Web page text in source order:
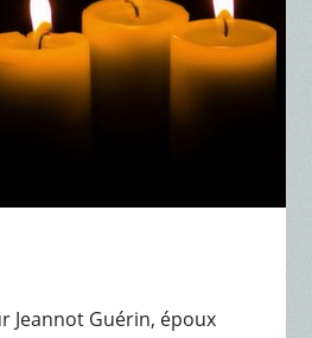
Jeannot Guérin, époux